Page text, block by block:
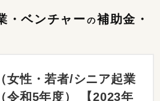
・ベンチャー の 補助金・
女性・若者/シニア起業
令和5年度） 【2023年